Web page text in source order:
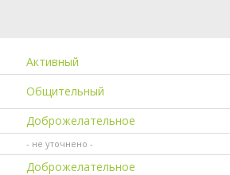
Активный
Общительный
Доброжелательное
- не уточнено -
Доброжелательное